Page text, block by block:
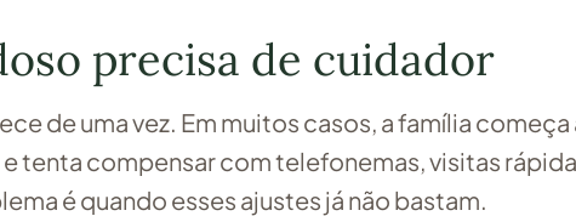
precisa de cuidador
de uma vez. Em muitos casos, a família começa
tenta compensar com telefonemas, visitas
é quando esses ajustes já não bastam.